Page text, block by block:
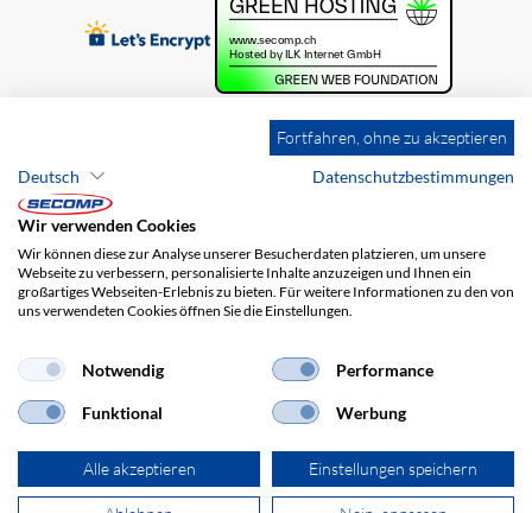
Brands Impressum
AGB
Haftungsausschluss
Versandkosten
Fortfahren, ohne zu akzeptieren
Deutsch
Datenschutzbestimmungen
Wir verwenden Cookies
Wir können diese zur Analyse unserer Besucherdaten platzieren, um unsere
Webseite zu verbessern, personalisierte Inhalte anzuzeigen und Ihnen ein
großartiges Webseiten-Erlebnis zu bieten. Für weitere Informationen zu den von
uns verwendeten Cookies öffnen Sie die Einstellungen.
Notwendig Performance
Funktional Werbung
Alle akzeptieren Einstellungen speichern